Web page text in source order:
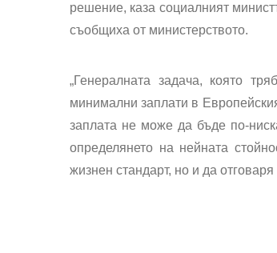
решение, каза социалният
съобщиха от министерството.
„Генералната задача, която
минимални заплати в
заплата не може да бъде по-
определянето на нейната
жизнен стандарт, но и да